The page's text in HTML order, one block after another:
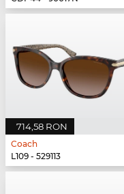
714,58 RON
Coach
L109 - 529113